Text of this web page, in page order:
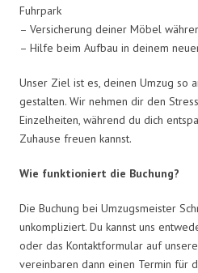
Fuhrpark
– Versicherung deiner Möbel
– Hilfe beim Aufbau in deinem
Unser Ziel ist es, deinen Umzug so
gestalten. Wir nehmen dir den
Einzelheiten, während du dich
Zuhause freuen kannst.
Wie funktioniert die Buchung?
Die Buchung bei Umzugsmeister
unkompliziert. Du kannst uns
oder das Kontaktformular auf
vereinbaren dann einen Termin für